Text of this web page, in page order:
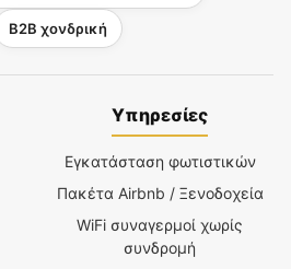
B2B χονδρική
Υπηρεσίες
Εγκατάσταση φωτιστικών
Πακέτα Airbnb / Ξενοδοχεία
WiFi συναγερμοί χωρίς
συνδρομή